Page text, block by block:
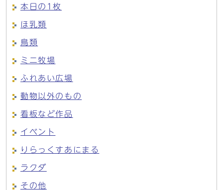
本日の1枚
ほ乳類
鳥類
ミニ牧場
ふれあい広場
動物以外のもの
看板など作品
イベント
りらっくすあにまる
ラクダ
その他